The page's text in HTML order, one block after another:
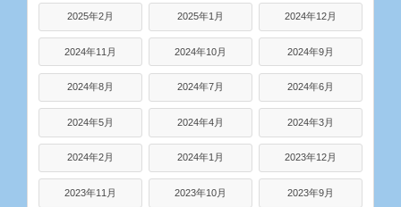
2025年2月 2025年1月 2024年12月
2024年11月 2024年10月 2024年9月
2024年8月 2024年7月 2024年6月
2024年5月 2024年4月 2024年3月
2024年2月 2024年1月 2023年12月
2023年11月 2023年10月 2023年9月